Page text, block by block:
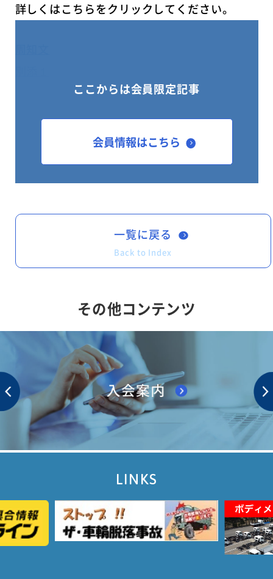
詳しくはこちらをクリックしてください。
ここからは会員限定記事
会員情報はこちら
一覧に戻る
Back to Index
その他コンテンツ
LINKS